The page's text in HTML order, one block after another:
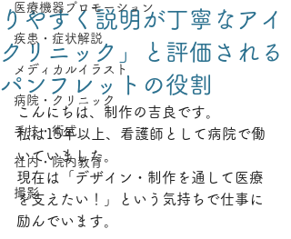
医療機器プロモーション
疾患・症状解説
メディカルイラスト
病院・クリニック
手技・術式
社内・院内教育
撮影
りやすく説明が丁寧なアイ
クリニック」と評価される
パンフレットの役割
こんにちは、制作の吉良です。
私は15年以上、看護師として病院で働
いていました。
現在は「デザイン・制作を通して医療
を支えたい！」という気持ちで仕事に
励んでいます。